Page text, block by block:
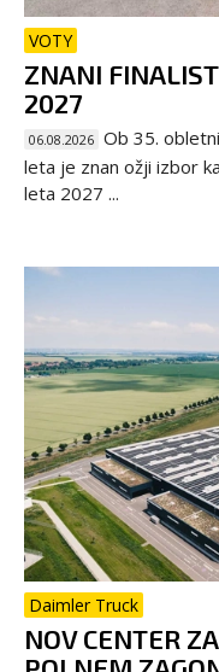
VOTY
ZNANI
2027
06.08.2026 Ob 35.
leta je znan ožji izbor
leta 2027 ...
Daimler Truck
NOV CENTER